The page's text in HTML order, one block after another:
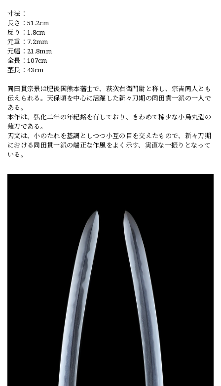
寸法：
長さ：51.2cm
反り：1.8cm
元重：7.2mm
元幅：21.8mm
全長：107cm
茎長：43cm
同田貫宗景は肥後国熊本藩士で、萩次右衛門尉と称し、宗吉同人とも
伝えられる。天保頃を中心に活躍した新々刀期の同田貫一派の一人で
ある。
本作は、弘化二年の年紀銘を有しており、きわめて稀少な小烏丸造の
薙刀である。
刃文は、小のたれを基調としつつ小互の目を交えたもので、新々刀期
における同田貫一派の端正な作風をよく示す、実直な一振りとなって
いる。